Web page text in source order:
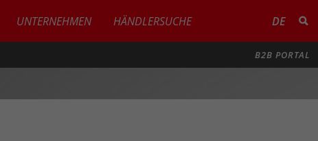
UNTERNEHMEN HÄNDLERSUCHE DE
B2B PORTAL